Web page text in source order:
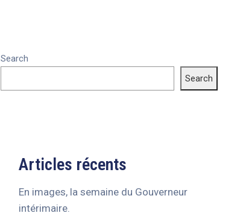
Search
Search
Articles récents
En images, la semaine du Gouverneur
intérimaire.